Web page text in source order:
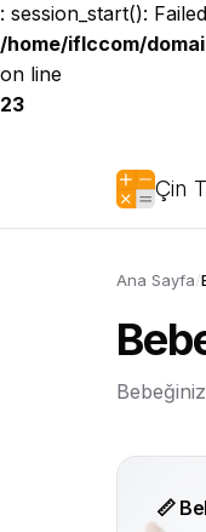
: session_start():
/home/iflccom/
on line
23
Çin
Ana Sayfa/
📏